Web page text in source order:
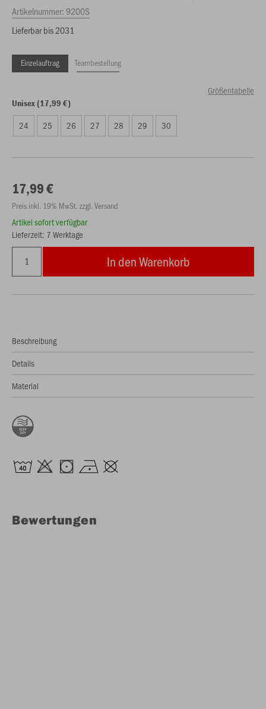
Artikelnummer:9200S
Lieferbar bis 2031
Einzelauftrag Teambestellung
Größentabelle
Unisex (17,99 €)
24 25 26 27 28 29 30
17,99 €
Preis inkl. 19% MwSt. zzgl. Versand
Artikel sofort verfügbar
Lieferzeit: 7 Werktage
In den Warenkorb
Beschreibung
Details
Material
Bewertungen